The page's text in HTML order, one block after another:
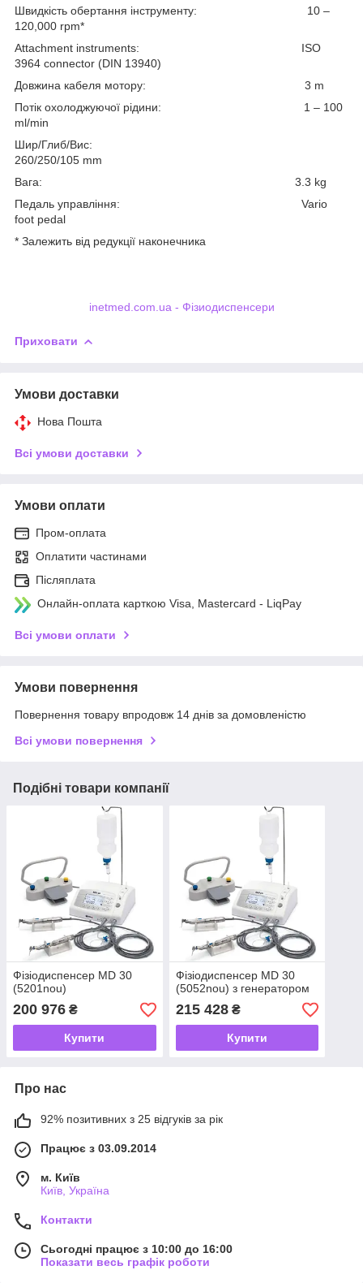
Швидкість обертання інструменту: 10 –
120,000 rpm*
Attachment instruments: ISO
3964 connector (DIN 13940)
Довжина кабеля мотору: 3 m
Потік охолоджуючої рідини: 1 – 100
ml/min
Шир/Глиб/Вис:
260/250/105 mm
Вага: 3.3 kg
Педаль управління: Vario
foot pedal
* Залежить від редукції наконечника
inetmed.com.ua - Фізиодиспенсери
Приховати
Умови доставки
Нова Пошта
Всі умови доставки
Умови оплати
Пром-оплата
Оплатити частинами
Післяплата
Онлайн-оплата карткою Visa, Mastercard - LiqPay
Всі умови оплати
Умови повернення
Повернення товару впродовж 14 днів за домовленістю
Всі умови повернення
Подібні товари компанії
Фізіодиспенсер MD 30
(5201nou)
200 976 ₴
Купити
Фізіодиспенсер MD 30
(5052nou) з генератором
215 428₴
Купити
Про нас
92% позитивних з 25 відгуків за рік
Працює з 03.09.2014
м. Київ
Київ, Україна
Контакти
Сьогодні працює з 10:00 до 16:00
Показати весь графік роботи